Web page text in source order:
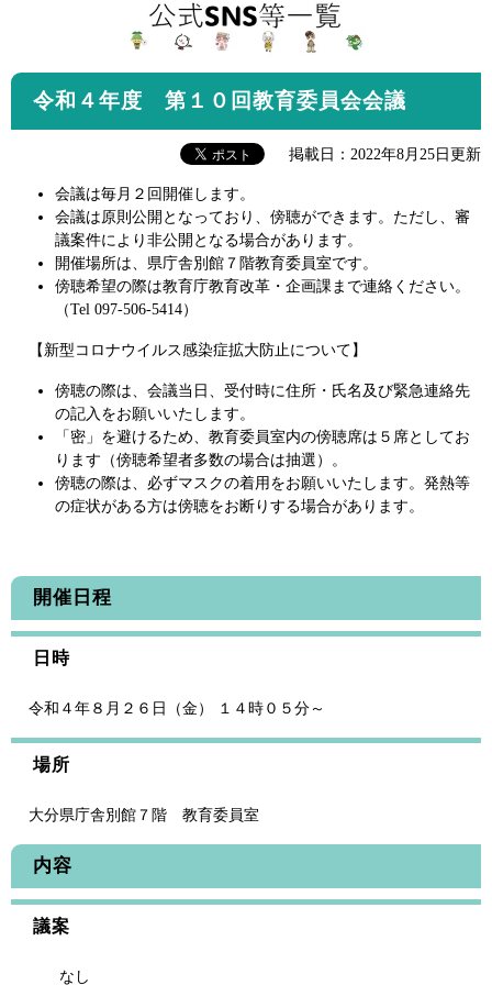
令和４年度 第１０回教育委員会会議
掲載日：2022年8月25日更新
会議は毎月２回開催します。
会議は原則公開となっており、傍聴ができます。ただし、審
議案件により非公開となる場合があります。
開催場所は、県庁舎別館７階教育委員室です。
傍聴希望の際は教育庁教育改革・企画課まで連絡ください。
（Tel 097-506-5414）
【新型コロナウイルス感染症拡大防止について】
傍聴の際は、会議当日、受付時に住所・氏名及び緊急連絡先
の記入をお願いいたします。
「密」を避けるため、教育委員室内の傍聴席は５席としてお
ります（傍聴希望者多数の場合は抽選）。
傍聴の際は、必ずマスクの着用をお願いいたします。発熱等
の症状がある方は傍聴をお断りする場合があります。
開催日程
日時
令和４年８月２６日（金） １４時０５分～
場所
大分県庁舎別館７階 教育委員室
内容
議案
なし